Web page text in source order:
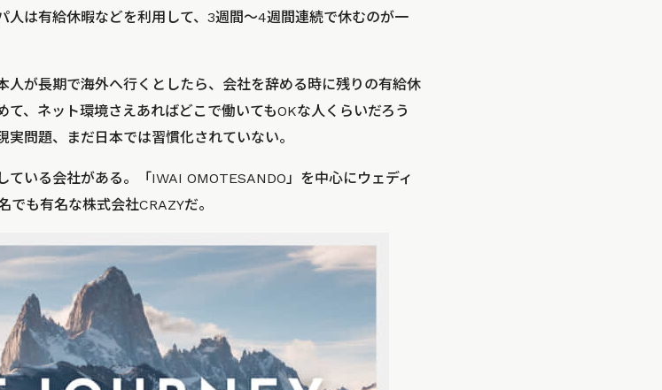
人は有給休暇などを利用して、3週間〜4週間連続で休むのが一
人が長期で海外へ行くとしたら、会社を辞める時に残りの有給休
、ネット環境さえあればどこで働いてもOKな人くらいだろう
問題、まだ日本では習慣化されていない。
いる会社がある。「IWAI OMOTESANDO」を中心にウェディ
でも有名な株式会社CRAZYだ。